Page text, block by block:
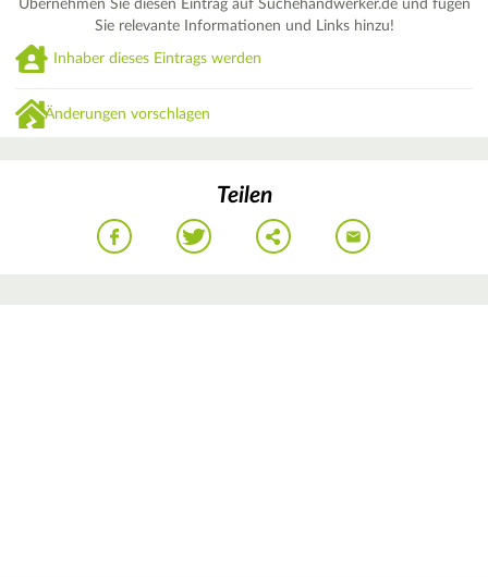
Übernehmen Sie diesen Eintrag auf Suchehandwerker.de und fügen
Sie relevante Informationen und Links hinzu!
Inhaber dieses Eintrags werden
Änderungen vorschlagen
Teilen